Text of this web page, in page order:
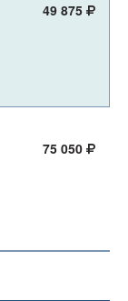
49 875
75 050